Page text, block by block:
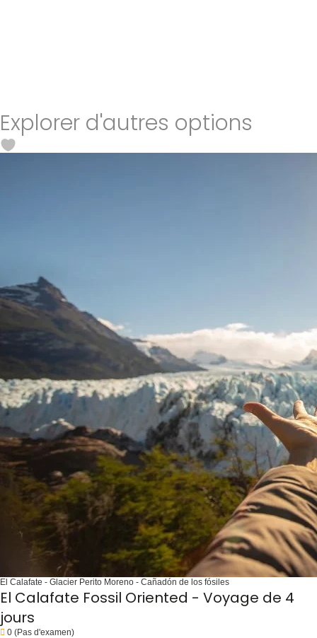
Explorer d'autres options
El Calafate - Glacier Perito Moreno - Cañadón de los fósiles
El Calafate Fossil Oriented - Voyage de 4
jours
0 (Pas d'examen)